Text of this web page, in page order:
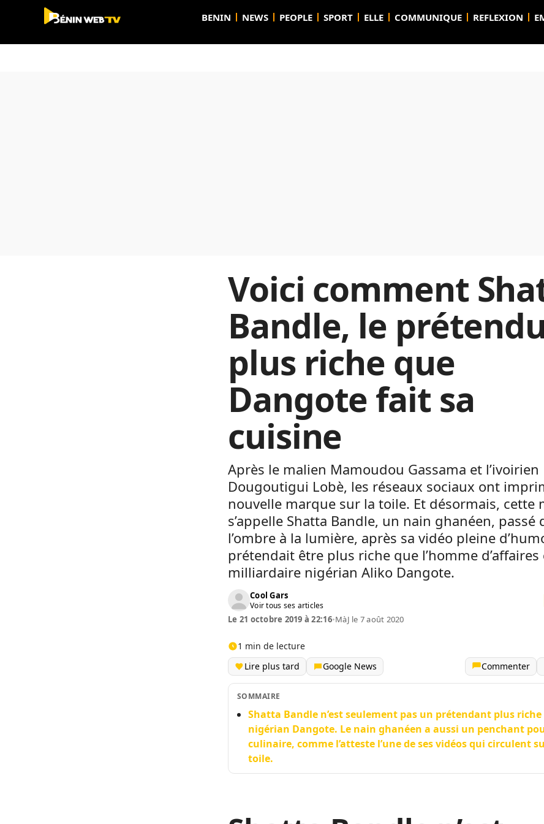
BENIN NEWS PEOPLE SPORT ELLE COMMUNIQUE REFLEXION
Voici comment
Bandle, le prétendu
plus riche que
Dangote fait sa
cuisine
Après le malien Mamoudou Gassama et l’ivoirien
Dougoutigui Lobè, les réseaux sociaux ont
nouvelle marque sur la toile. Et désormais, cette
s’appelle Shatta Bandle, un nain ghanéen, passé
l’ombre à la lumière, après sa vidéo pleine
prétendait être plus riche que l’homme d’affaires
milliardaire nigérian Aliko Dangote.
Cool Gars
Voir tous ses articles
Le 21 octobre 2019 à 22:16•MàJ le 7 août 2020
1 min de lecture
Lire plus tard
Google News Commenter
SOMMAIRE
Shatta Bandle n’est seulement pas un prétendant plus riche
nigérian Dangote. Le nain ghanéen a aussi un penchant
culinaire, comme l’atteste l’une de ses vidéos qui circulent
toile.